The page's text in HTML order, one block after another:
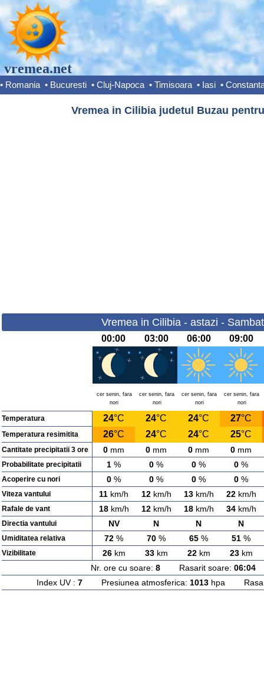
vremea.net
• Romania • Bucuresti • Cluj-Napoca • Timisoara • Iasi •
Vremea in Cilibia judetul Buzau
Vremea in Cilibia - astazi -
00:00 03:00 06:00 09:00
cer senin, fara
nori
cer senin, fara
nori
cer senin, fara
nori
cer senin, fara
nori
Temperatura 24°C 24°C 24°C 27°C
Temperatura resimitita 26°C 24°C 24°C 25°C
Cantitate precipitatii 3 ore 0 mm 0 mm 0 mm 0 mm
Probabilitate precipitatii 1 % 0 % 0 % 0 %
Acoperire cu nori 0 % 0 % 0 % 0 %
Viteza vantului 11 km/h 12km/h 13km/h 22km/h
Rafale de vant 18km/h 12km/h 18km/h 34km/h
Directia vantului NV N N N
Umiditatea relativa 72 % 70 % 65 % 51 %
Vizibilitate 26km 33km 22km 23km
Nr. ore cu soare: 8Rasarit soare: 06:04
Index UV : 7Presiunea atmosferica: 1013hpa